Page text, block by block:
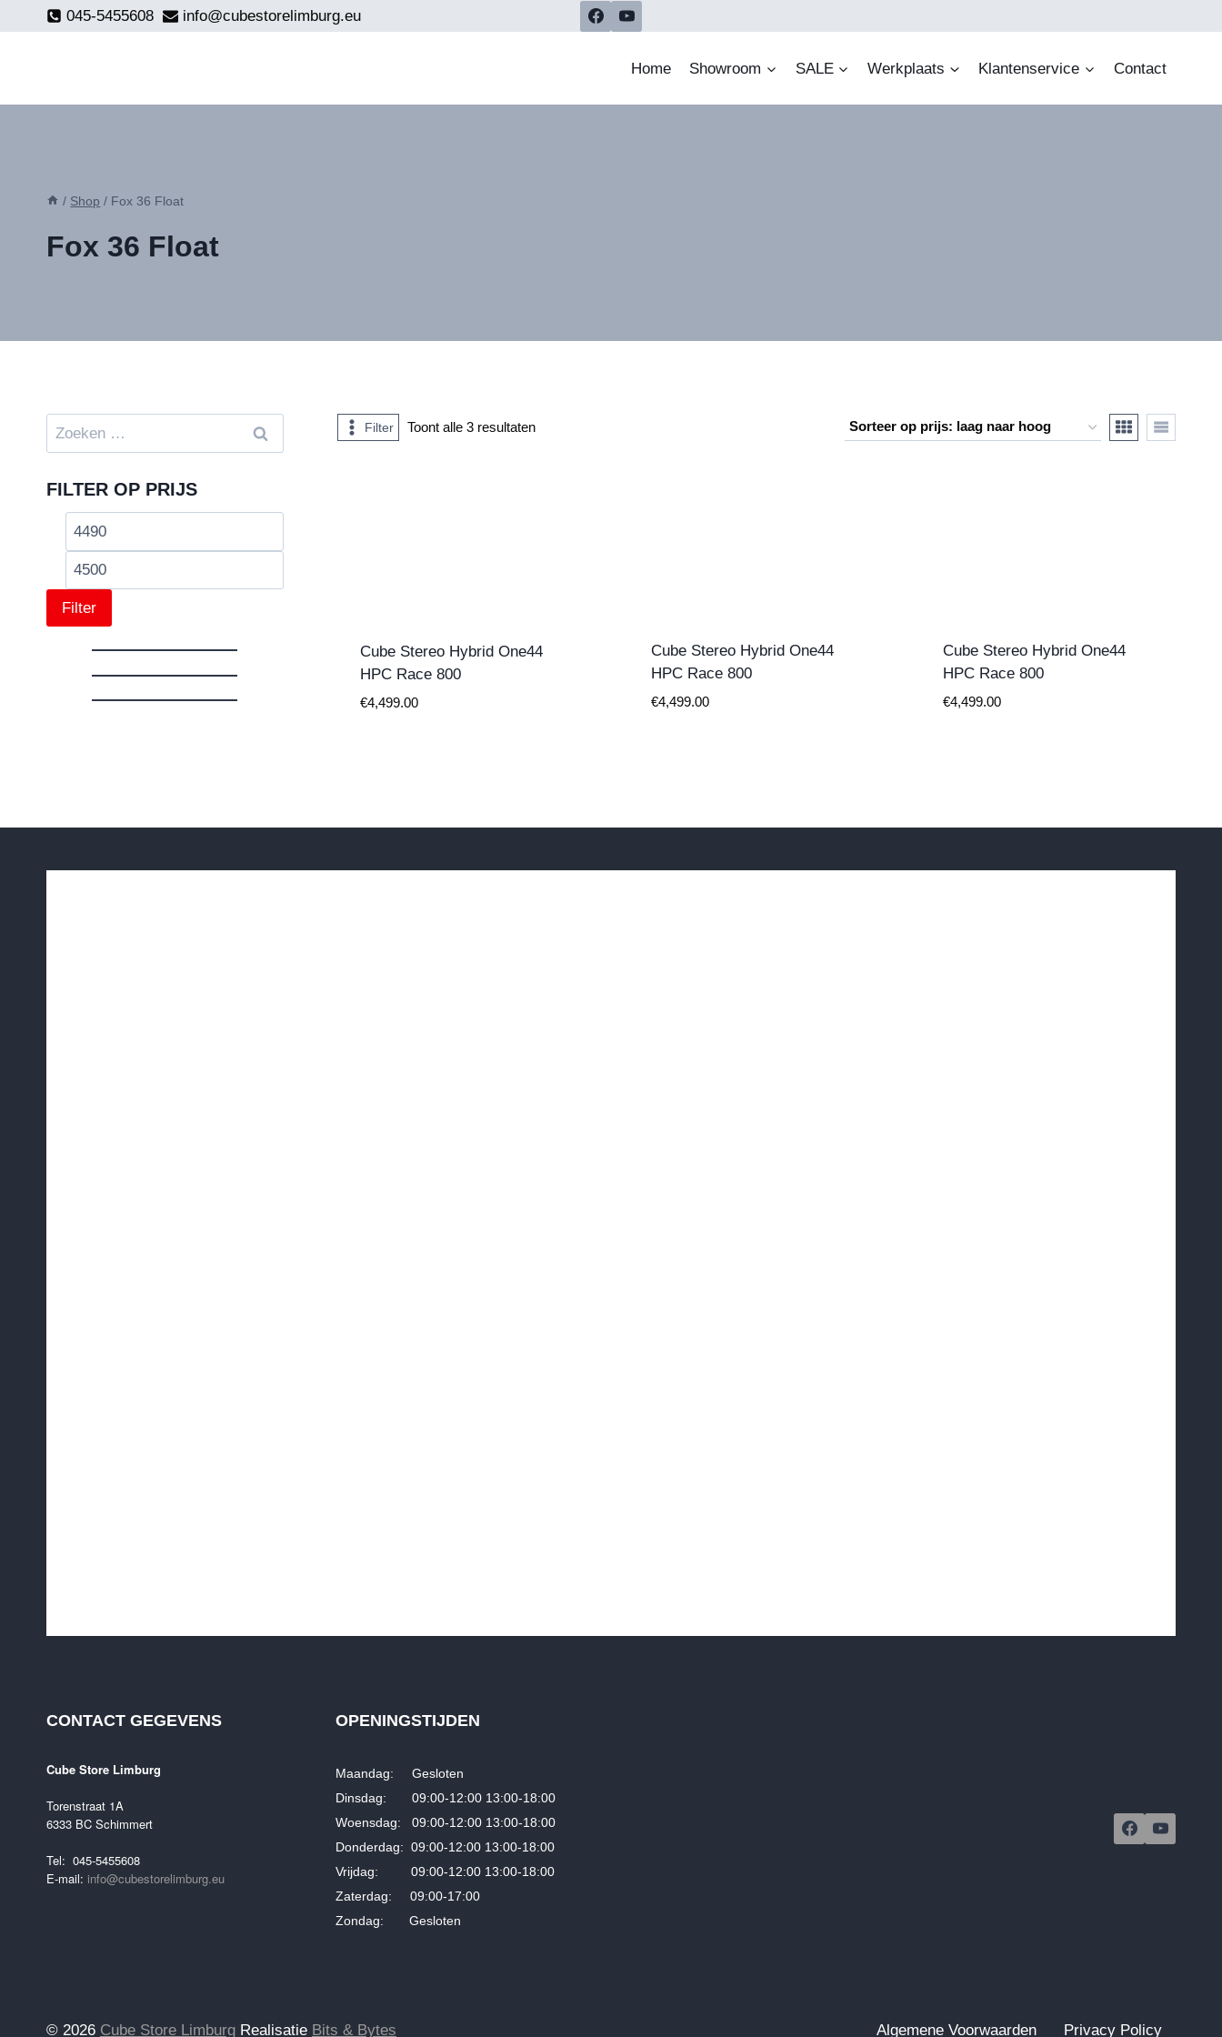
Doorgaan
naar
045-5455608 info@cubestorelimburg.eu
Home Showroom SALE Werkplaats Klantenservice Contact
/ Shop / Fox 36 Float
Fox 36 Float
Filter Toont alle 3 resultatenGesorteerd
Cube Stereo Hybrid One44
HPC Race 800
€4,499.00
Cube Stereo Hybrid One44
HPC Race 800
€4,499.00
Cube Stereo Hybrid One44
HPC Race 800
€4,499.00
Zoeken
naar:
FILTER OP PRIJS
Min.
Filter
€7,499.00.€5,499.00.
CONTACT GEGEVENS
Cube Store Limburg
Torenstraat 1A
6333 BC Schimmert
Tel: 045-5455608
E-mail: info@cubestorelimburg.eu
OPENINGSTIJDEN
Maandag: Gesloten
Dinsdag: 09:00-12:00 13:00-18:00
Woensdag: 09:00-12:00 13:00-18:00
Donderdag: 09:00-12:00 13:00-18:00
Vrijdag: 09:00-12:00 13:00-18:00
Zaterdag: 09:00-17:00
Zondag: Gesloten
© 2026 Cube Store Limburg Realisatie Bits & Bytes Algemene Voorwaarden Privacy Policy